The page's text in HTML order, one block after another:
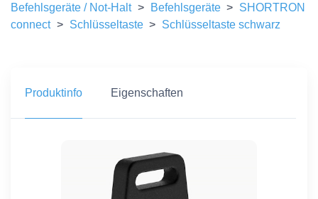
Befehlsgeräte / Not-Halt > Befehlsgeräte > SHORTRON
connect > Schlüsseltaste > Schlüsseltaste schwarz
Produktinfo Eigenschaften